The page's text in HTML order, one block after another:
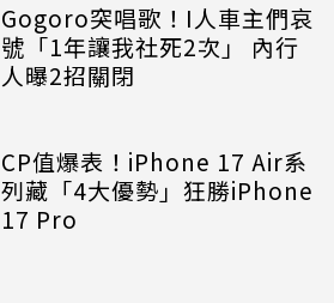
Gogoro突唱歌！I人車主們哀
號「1年讓我社死2次」 內行
人曝2招關閉
CP值爆表！iPhone 17 Air系
列藏「4大優勢」狂勝iPhone
17 Pro